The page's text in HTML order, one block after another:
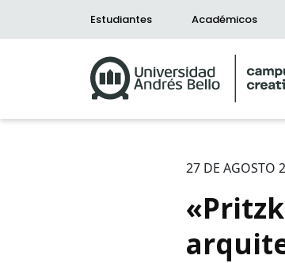
Estudiantes Académicos
27 DE AGOSTO